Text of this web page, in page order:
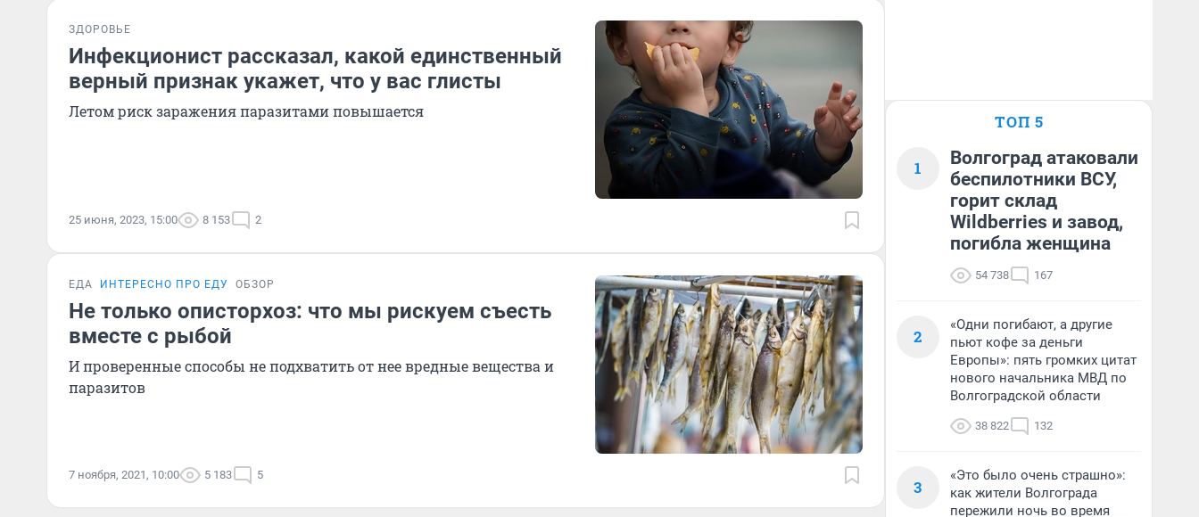
ЗДОРОВЬЕ
Инфекционист рассказал, какой единственный
верный признак укажет, что у вас глисты
Летом риск заражения паразитами повышается
25 июня, 2023, 15:00 8 153 2
ЕДА ИНТЕРЕСНО ПРО ЕДУ ОБЗОР
Не только описторхоз: что мы рискуем съесть
вместе с рыбой
И проверенные способы не подхватить от нее вредные вещества и
паразитов
7 ноября, 2021, 10:00 5 183 5
ТОП 5
1
Волгоград атаковали
беспилотники ВСУ,
горит склад
Wildberries и завод,
погибла женщина
54 738 167
2
«Одни погибают, а другие
пьют кофе за деньги
Европы»: пять громких цитат
нового начальника МВД по
Волгоградской области
38 822 132
3
«Это было очень страшно»:
как жители Волгограда
пережили ночь во время